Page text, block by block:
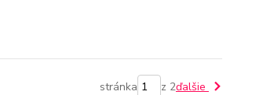
stránka z 2ďalšie